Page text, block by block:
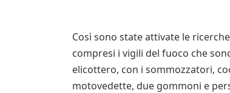
Così sono state attivate le
compresi i vigili del fuoco che
elicottero, con i sommozzatori,
motovedette, due gommoni e